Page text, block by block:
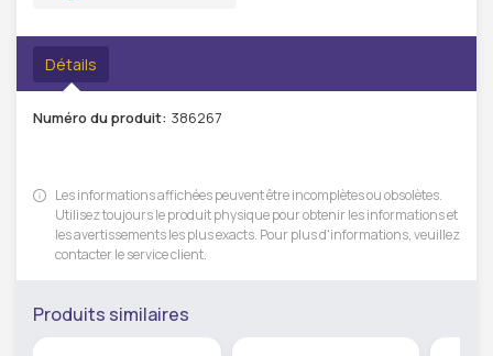
Détails
Numéro du produit: 386267
Les informations affichées peuvent être incomplètes ou obsolètes.
Utilisez toujours le produit physique pour obtenir les informations et
les avertissements les plus exacts. Pour plus d'informations, veuillez
contacter le service client.
Produits similaires